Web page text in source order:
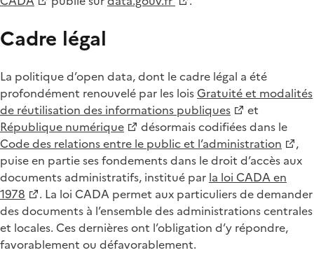
Cadre légal
La politique d’open data, dont le cadre légal a été
profondément renouvelé par les loisGratuité et modalités
de réutilisation des informations publiques
et
République numérique
désormais codifiées dans le
Code des relations entre le public et l’administration
,
puise en partie ses fondements dans le droit d’accès aux
documents administratifs, institué par la loi CADA en
1978
. La loi CADA permet aux particuliers de demander
des documents à l’ensemble des administrations centrales
et locales. Ces dernières ont l’obligation d’y répondre,
favorablement ou défavorablement.